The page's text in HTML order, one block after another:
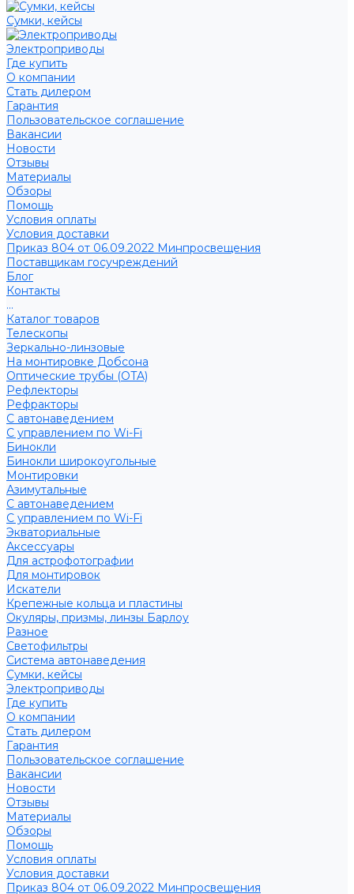
Сумки, кейсы
Электроприводы
Где купить
О компании
Стать дилером
Гарантия
Пользовательское соглашение
Вакансии
Новости
Отзывы
Материалы
Обзоры
Помощь
Условия оплаты
Условия доставки
Приказ 804 от 06.09.2022 Минпросвещения
Поставщикам госучреждений
Блог
Контакты
...
Каталог товаров
Телескопы
Зеркально-линзовые
На монтировке Добсона
Оптические трубы (OTA)
Рефлекторы
Рефракторы
С автонаведением
С управлением по Wi-Fi
Бинокли
Бинокли широкоугольные
Монтировки
Азимутальные
С автонаведением
С управлением по Wi-Fi
Экваториальные
Аксессуары
Для астрофотографии
Для монтировок
Искатели
Крепежные кольца и пластины
Окуляры, призмы, линзы Барлоу
Разное
Светофильтры
Система автонаведения
Сумки, кейсы
Электроприводы
Где купить
О компании
Стать дилером
Гарантия
Пользовательское соглашение
Вакансии
Новости
Отзывы
Материалы
Обзоры
Помощь
Условия оплаты
Условия доставки
Приказ 804 от 06.09.2022 Минпросвещения